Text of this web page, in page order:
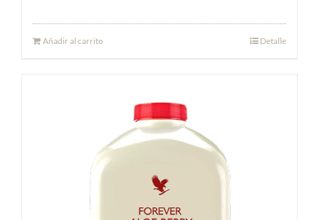
Añadir al carrito Detalle